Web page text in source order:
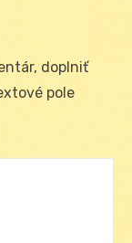
doplniť
pole